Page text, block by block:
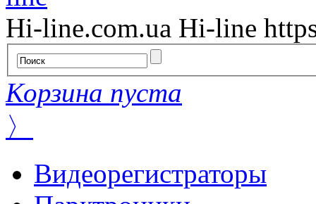
Hi-line.com.ua Hi-line
Корзина пуста
〉
Видеорегистраторы